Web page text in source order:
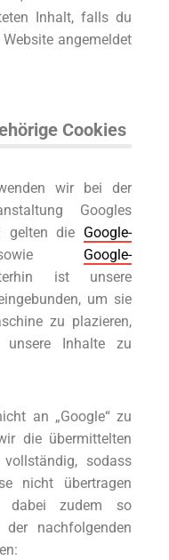
Inhalt, falls du
angemeldet
Cookies
wir bei der
Googles
gelten die Google-
Google-
ist unsere
um sie
zu plazieren,
Inhalte zu
an „Google“ zu
die übermittelten
sodass
nicht übertragen
dabei zudem so
der nachfolgenden